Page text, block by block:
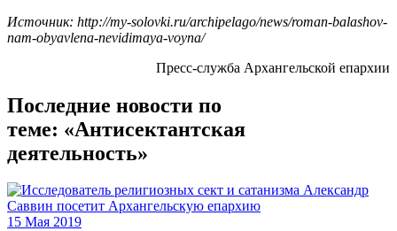
Источник: http://my-solovki.ru/archipelago/news/roman-balashov-
nam-obyavlena-nevidimaya-voyna/
Пресс-служба Архангельской епархии
Последние новости по
теме: «Антисектантская
деятельность»
15 Мая 2019